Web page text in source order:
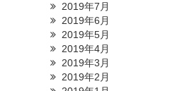
2019年7月
2019年6月
2019年5月
2019年4月
2019年3月
2019年2月